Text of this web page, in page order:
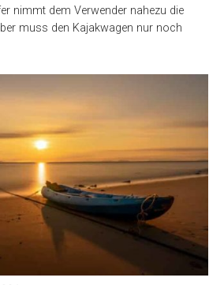
nimmt dem Verwender nahezu die
muss den Kajakwagen nur noch